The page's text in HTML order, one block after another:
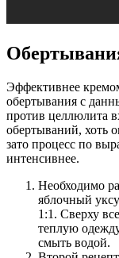
Эффективнее
обертывания с
против целлюлита
обертываний, хоть
зато процесс по
интенсивнее.
Необходимо
яблочный
1:1. Сверху
теплую
смыть водой.